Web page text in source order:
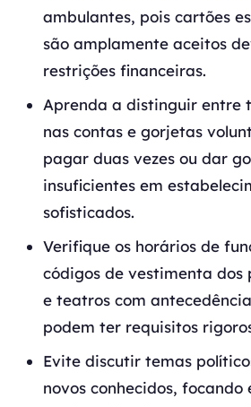
ambulantes, pois cartões
são amplamente aceitos
restrições financeiras.
Aprenda a distinguir entre
nas contas e gorjetas
pagar duas vezes ou dar
insuficientes em
sofisticados.
Verifique os horários de
códigos de vestimenta dos
e teatros com
podem ter requisitos
Evite discutir temas
novos conhecidos,